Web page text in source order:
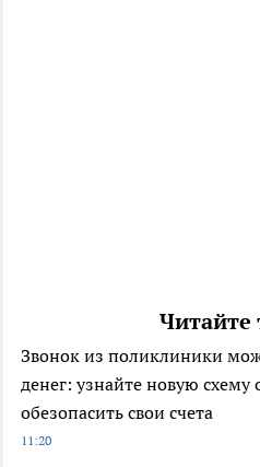
Читайте
Звонок из поликлиники
денег: узнайте новую
обезопасить свои счета
11:20